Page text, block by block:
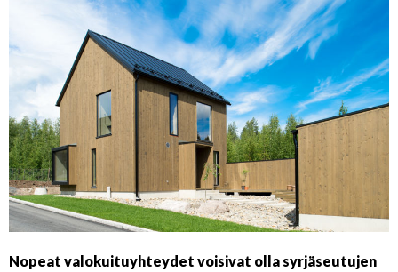
Nopeat valokuituyhteydet voisivat olla syrjäseutujen